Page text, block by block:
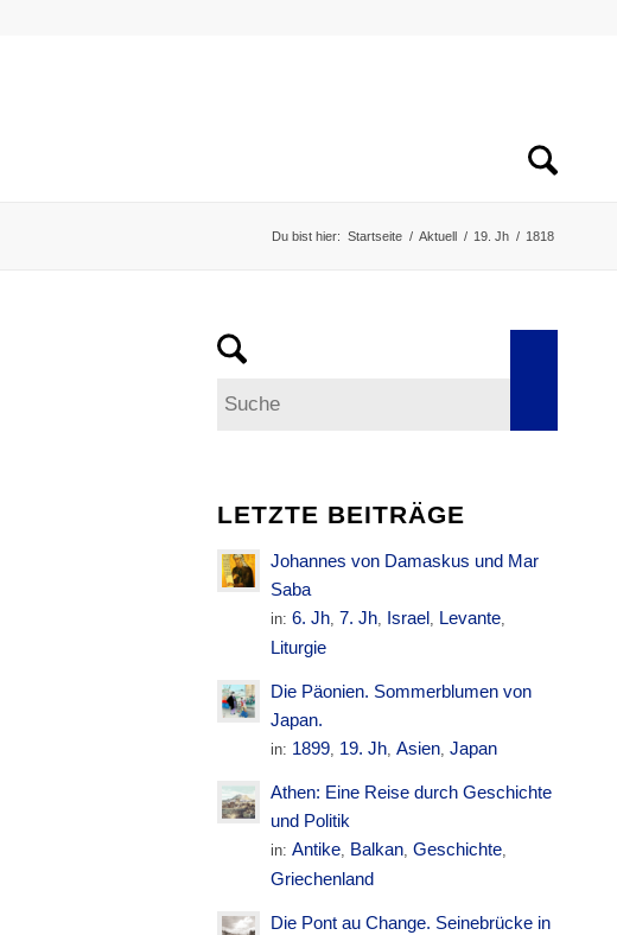
Du bist hier: Startseite / Aktuell / 19. Jh / 1818
LETZTE BEITRÄGE
Johannes von Damaskus und Mar
Saba
in:6. Jh, 7. Jh, Israel, Levante,
Liturgie
Die Päonien. Sommerblumen von
Japan.
in: 1899, 19. Jh,Asien,Japan
Athen: Eine Reise durch Geschichte
und Politik
in:Antike, Balkan,Geschichte,
Griechenland
Die Pont au Change. Seinebrücke in